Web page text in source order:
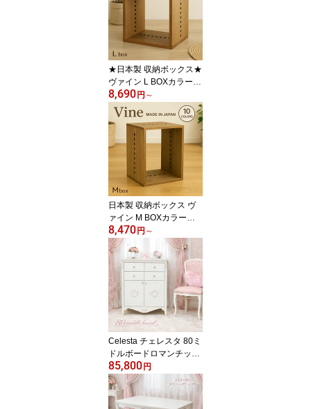
★日本製 収納ボックス★
ヴァイン L BOXカラーボ
ックス キューブ ボック
ス ケース ディスプレイ
ラック ナチュラル イン
テリア ウッドボックス
おしゃれ かわいい 棚 本
棚 自然塗料 北欧 収納 隙
間 和室 和風 木 木箱 木製
桐 無垢 無垢材 日本製 国
産 完成品
8,690 円 ～
日本製 収納ボックス ヴ
ァイン M BOXカラーボ
ックス キューブ ボック
ス ケース ディスプレイ
ラック ナチュラル イン
テリア ウッドボックス
おしゃれ かわいい 棚 本
棚 自然塗料 北欧 収納 隙
間 和室 和風 木 木箱 木製
桐 無垢 無垢材 日本製 国
産 完成品
8,470 円 ～
Celesta チェレスタ 80ミ
ドルボードロマンチック
姫系 白家具 ホワイト キ
ャビネット リビング収納
サイドボード おしゃれ
かわいい エレガント 木
85,800 円